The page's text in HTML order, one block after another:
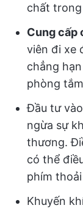
chất
Cung cấp
viên đi xe
chẳng
phòng tắm
Đầu tư vào
ngừa sự
thương.
có thể
phím
Khuyến